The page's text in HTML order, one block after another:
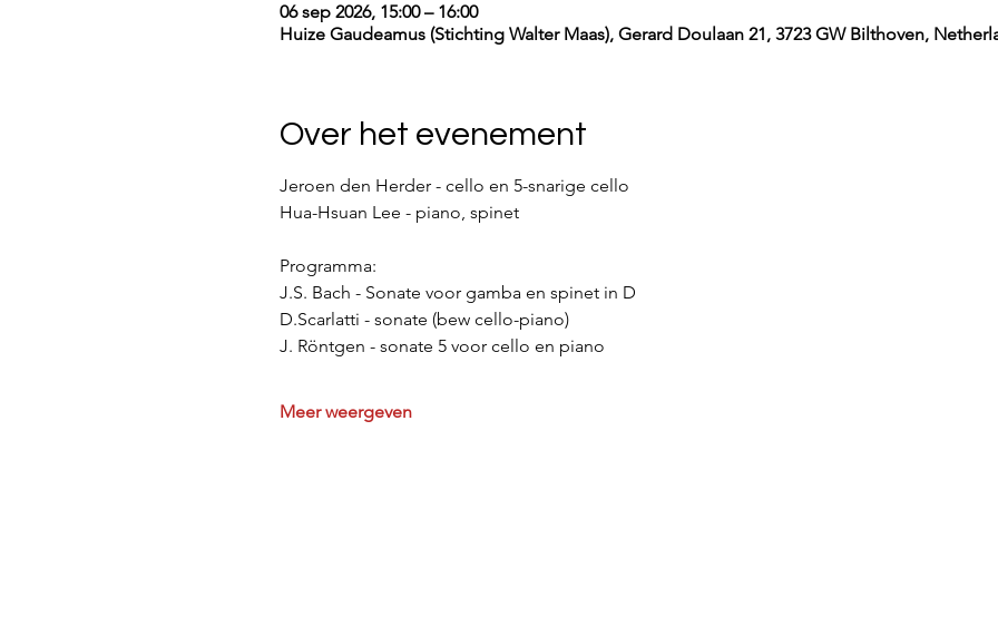
06 sep 2026, 15:00 – 16:00
Huize Gaudeamus (Stichting Walter Maas), Gerard Doulaan 21, 3723 GW Bilthoven,
Over het evenement
Jeroen den Herder - cello en 5-snarige cello
Hua-Hsuan Lee - piano, spinet
Programma:
J.S. Bach - Sonate voor gamba en spinet in D
D.Scarlatti - sonate (bew cello-piano)
J. Röntgen - sonate 5 voor cello en piano
Meer weergeven